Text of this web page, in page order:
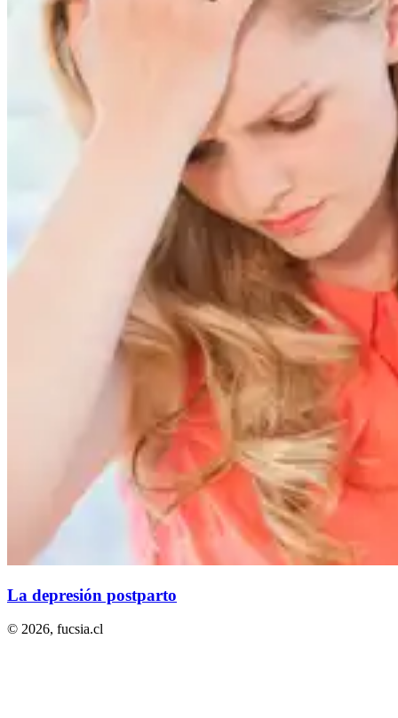
La depresión postparto
© 2026, fucsia.cl